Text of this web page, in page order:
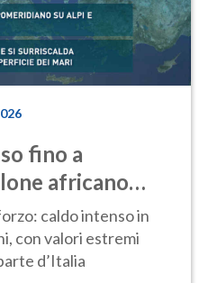
fino a
africano
caldo intenso in
con valori estremi
d’Italia